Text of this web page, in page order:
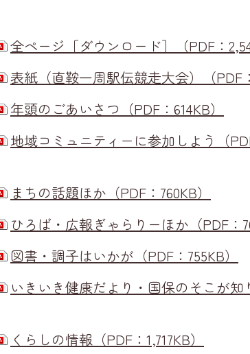
全ページ［ダウンロード］（PDF：
表紙（直鞍一周駅伝競走大会）（PDF：
年頭のごあいさつ（PDF：614KB）
地域コミュニティーに参加しよう（
まちの話題ほか（PDF：760KB）
ひろば・広報ぎゃらりーほか（PDF：
図書・調子はいかが（PDF：755KB）
いきいき健康だより・国保のそこが知
くらしの情報（PDF：1,717KB）